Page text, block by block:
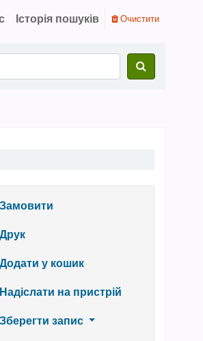
Історія пошуків Очистити
Замовити
Друк
Додати у кошик
Надіслати на пристрій
Зберегти запис